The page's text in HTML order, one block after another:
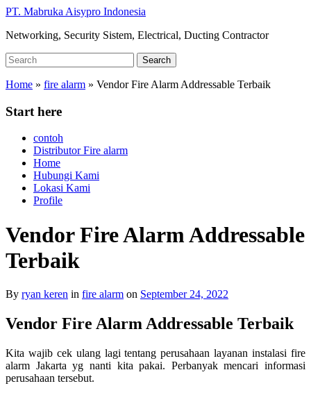
Skip
main
PT. Mabruka Aisypro Indonesia
Networking, Security Sistem, Electrical, Ducting Contractor
Search
for:
Search
Home » fire alarm » Vendor Fire Alarm Addressable Terbaik
Start here
contoh
Distributor Fire alarm
Home
Hubungi Kami
Lokasi Kami
Profile
Vendor Fire Alarm Addressable
Terbaik
By ryan keren in fire alarm on September 24, 2022
Vendor Fire Alarm Addressable Terbaik
Kita wajib cek ulang lagi tentang perusahaan layanan instalasi fire
alarm Jakarta yg nanti kita pakai. Perbanyak mencari informasi
perusahaan tersebut.